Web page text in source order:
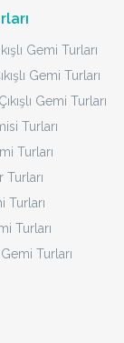
Gemi Turları
Gemi Turları
Gemi Turları
Turları
Turları
Turları
Turları
Turları
Turları